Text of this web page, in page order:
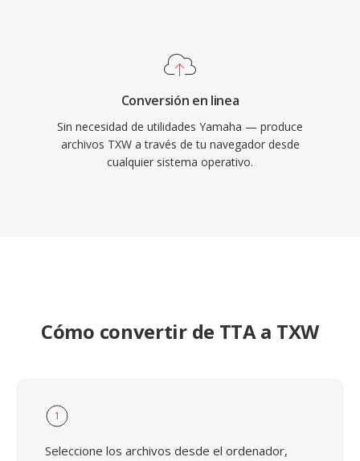
Conversión en linea
Sin necesidad de utilidades Yamaha — produce
archivos TXW a través de tu navegador desde
cualquier sistema operativo.
Cómo convertir de TTA a TXW
1
Seleccione los archivos desde el ordenador,